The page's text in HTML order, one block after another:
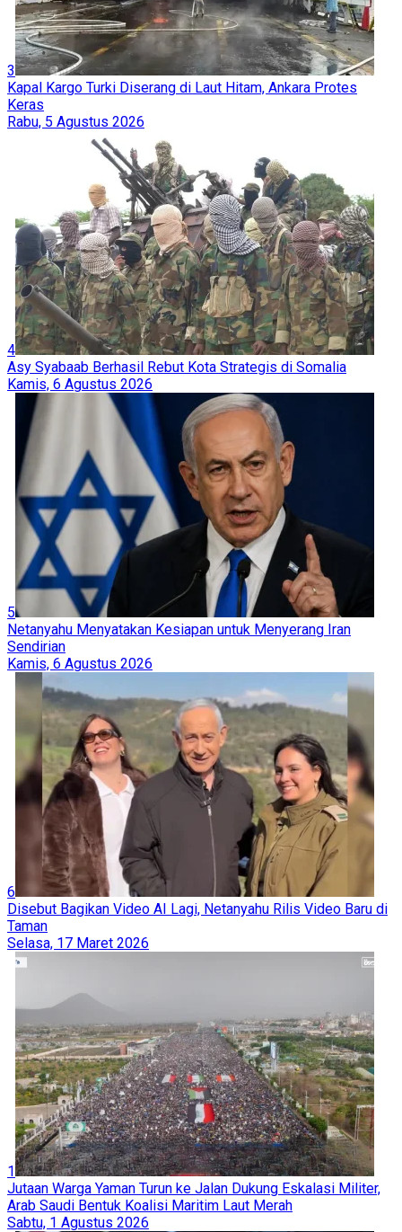
3
Kapal Kargo Turki Diserang di Laut Hitam, Ankara Protes
Keras
Rabu, 5 Agustus 2026
4
Asy Syabaab Berhasil Rebut Kota Strategis di Somalia
Kamis, 6 Agustus 2026
5
Netanyahu Menyatakan Kesiapan untuk Menyerang Iran
Sendirian
Kamis, 6 Agustus 2026
6
Disebut Bagikan Video AI Lagi, Netanyahu Rilis Video Baru di
Taman
Selasa, 17 Maret 2026
1
Jutaan Warga Yaman Turun ke Jalan Dukung Eskalasi Militer,
Arab Saudi Bentuk Koalisi Maritim Laut Merah
Sabtu, 1 Agustus 2026